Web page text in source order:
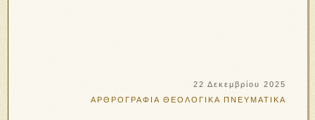
22 Δεκεμβρίου 2025
ΑΡΘΡΟΓΡΑΦΙΑ ΘΕΟΛΟΓΙΚΑ ΠΝΕΥΜΑΤΙΚΑ